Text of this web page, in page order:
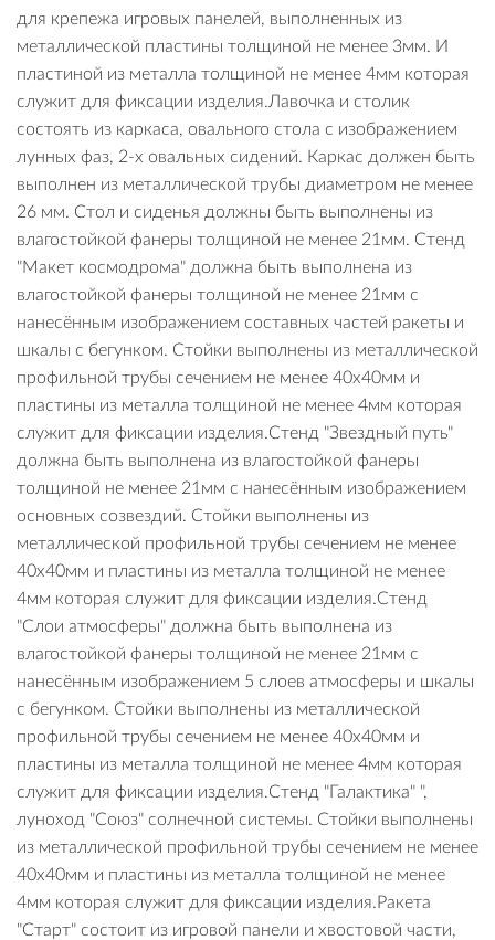
для крепежа игровых панелей, выполненных из
металлической пластины толщиной не менее 3мм. И
пластиной из металла толщиной не менее 4мм которая
служит для фиксации изделия.Лавочка и столик
состоять из каркаса, овального стола с изображением
лунных фаз, 2-х овальных сидений. Каркас должен быть
выполнен из металлической трубы диаметром не менее
26 мм. Стол и сиденья должны быть выполнены из
влагостойкой фанеры толщиной не менее 21мм. Стенд
"Макет космодрома" должна быть выполнена из
влагостойкой фанеры толщиной не менее 21мм с
нанесённым изображением составных частей ракеты и
шкалы с бегунком. Стойки выполнены из металлической
профильной трубы сечением не менее 40х40мм и
пластины из металла толщиной не менее 4мм которая
служит для фиксации изделия.Стенд "Звездный путь"
должна быть выполнена из влагостойкой фанеры
толщиной не менее 21мм с нанесённым изображением
основных созвездий. Стойки выполнены из
металлической профильной трубы сечением не менее
40х40мм и пластины из металла толщиной не менее
4мм которая служит для фиксации изделия.Стенд
"Слои атмосферы" должна быть выполнена из
влагостойкой фанеры толщиной не менее 21мм с
нанесённым изображением 5 слоев атмосферы и шкалы
с бегунком. Стойки выполнены из металлической
профильной трубы сечением не менее 40х40мм и
пластины из металла толщиной не менее 4мм которая
служит для фиксации изделия.Стенд "Галактика" ",
луноход "Союз" солнечной системы. Стойки выполнены
из металлической профильной трубы сечением не менее
40х40мм и пластины из металла толщиной не менее
4мм которая служит для фиксации изделия.Ракета
"Старт" состоит из игровой панели и хвостовой части,